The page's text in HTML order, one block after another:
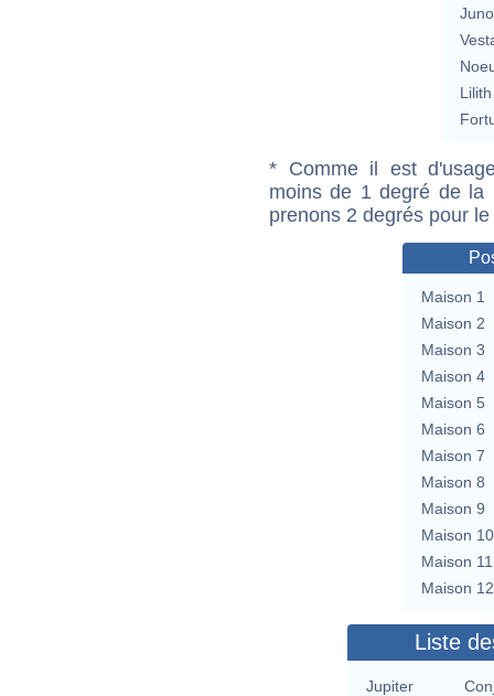
Lilith
* Comme il est
moins de 1 degré de la
prenons 2 degrés pour
Maison 1
Maison 2
Maison 3
Maison 4
Maison 5
Maison 6
Maison 7
Maison 8
Maison 9
Maison 10
Maison 11
Maison 12
Liste
Jupiter